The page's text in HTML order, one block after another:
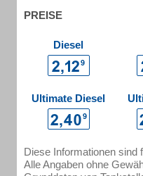
PREISE
Diesel
Ultimate Diesel
Diese Informationen sind
Alle Angaben ohne